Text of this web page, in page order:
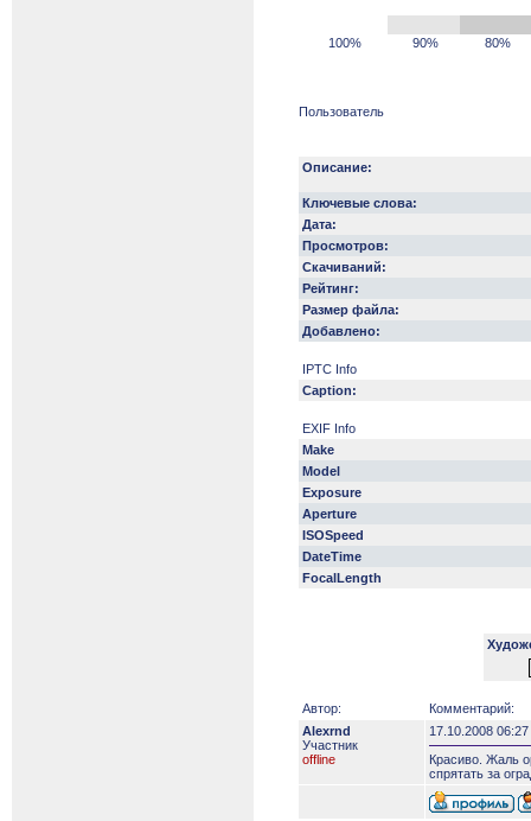
100% 90% 80%
Пользователь
Описание:
Ключевые слова:
Дата:
Просмотров:
Скачиваний:
Рейтинг:
Размер файла:
Добавлено:
IPTC Info
Caption:
EXIF Info
Make
Model
Exposure
Aperture
ISOSpeed
DateTime
FocalLength
Автор:
Комментарий:
Alexrnd
Участник
offline
17.10.2008 06:27
Красиво. Жаль
спрятать за